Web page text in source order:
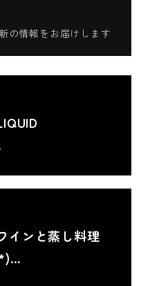
の情報をお届けします
インと蒸し料理